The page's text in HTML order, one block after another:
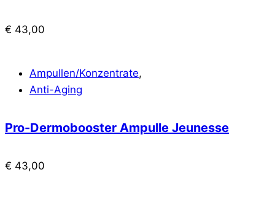
€ 43,00
Ampullen/Konzentrate,
Anti-Aging
Pro-Dermobooster Ampulle Jeunesse
€ 43,00